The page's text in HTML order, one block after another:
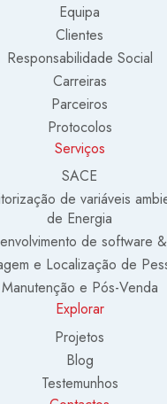
Equipa
Clientes
Responsabilidade Social
Carreiras
Parceiros
Protocolos
Serviços
SACE
de variáveis
de Energia
de software
e Localização de
Manutenção e Pós-Venda
Explorar
Projetos
Blog
Testemunhos